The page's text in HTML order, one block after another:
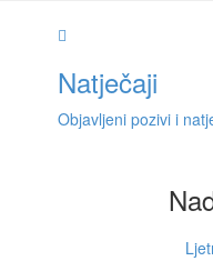
Natječaji
Objavljeni pozivi i